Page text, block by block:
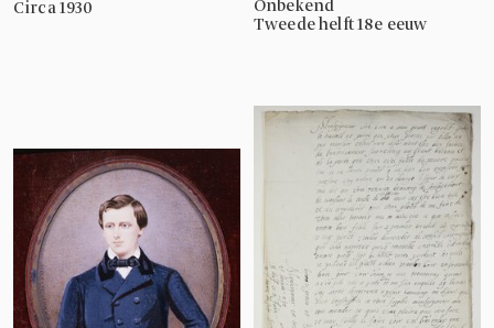
circa 1930
onbekend
tweede helft 18e eeuw